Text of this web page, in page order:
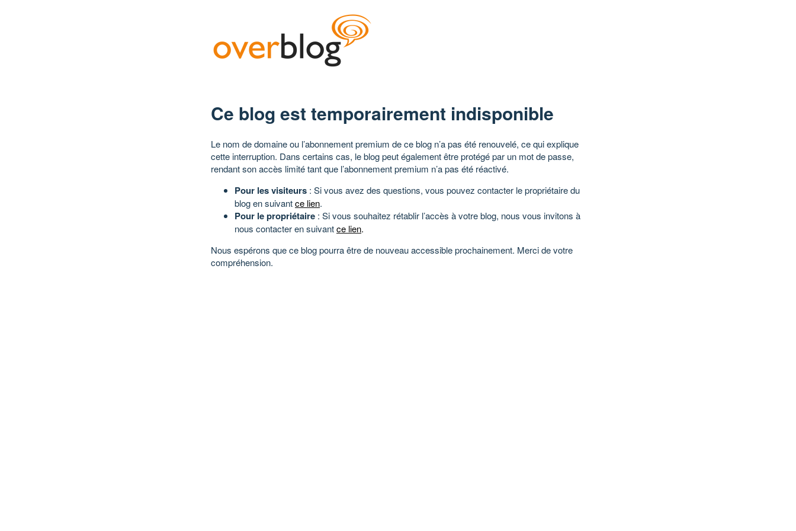
Ce blog est temporairement indisponible
Le nom de domaine ou l’abonnement premium de ce blog n’a pas été renouvelé, ce qui explique
cette interruption. Dans certains cas, le blog peut également être protégé par un mot de passe,
rendant son accès limité tant que l’abonnement premium n’a pas été réactivé.
Pour les visiteurs : Si vous avez des questions, vous pouvez contacter le propriétaire du
blog en suivantce lien.
Pour le propriétaire : Si vous souhaitez rétablir l’accès à votre blog, nous vous invitons à
nous contacter en suivantce lien.
Nous espérons que ce blog pourra être de nouveau accessible prochainement. Merci de votre
compréhension.